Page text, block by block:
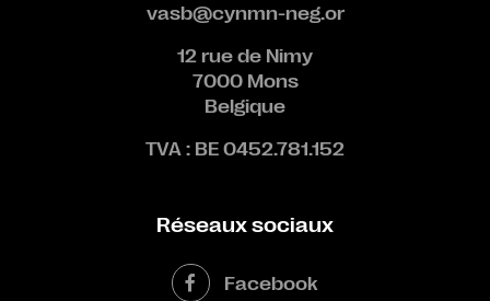
vasb@cynmn-neg.or
12 rue de Nimy
7000 Mons
Belgique
TVA : BE 0452.781.152
Réseaux sociaux
Facebook